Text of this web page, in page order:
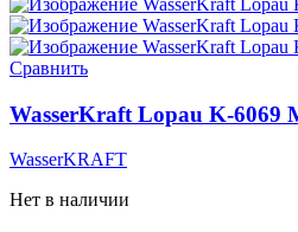
Сравнить
WasserKraft Lopau K-6069
WasserKRAFT
Нет в наличии